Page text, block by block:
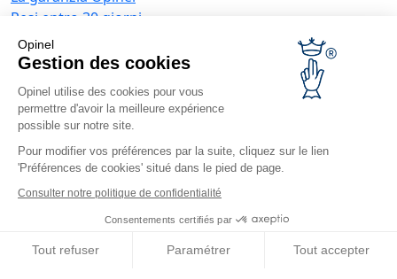
Opinel
Gestion des cookies
Opinel utilise des cookies pour vous
permettre d'avoir la meilleure expérience
possible sur notre site.
Pour modifier vos préférences par la suite, cliquez sur le lien
'Préférences de cookies' situé dans le pied de page.
Consulter notre politique de confidentialité
Consentements certifiés par
Tout refuser Paramétrer Tout accepter
Resi entro 30 giorni
Pagamento sicuro
Servizio post-vendita e Manutenzione lame
Offerte aziende
Regali d'affari
Ristoratori
Novità Opinel